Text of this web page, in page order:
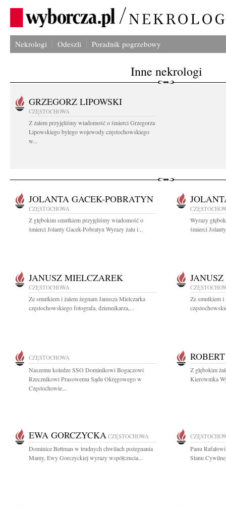
Nekrologi Odeszli Poradnik pogrzebowy
Inne nekrologi
GRZEGORZ LIPOWSKI
CZĘSTOCHOWA
Z żalem przyjęliśmy wiadomość o śmierci Grzegorza
Lipowskiego byłego wojewody częstochowskiego
w...
JOLANTA GACEK-POBRATYN
CZĘSTOCHOWA
Z głębokim smutkiem przyjęliśmy wiadomość o
śmierci Jolanty Gacek-Pobratyn Wyrazy żalu i...
Wyrazy
śmierci
JANUSZ MIELCZAREK
CZĘSTOCHOWA
Ze smutkiem i żalem żegnam Janusza Mielczarka
częstochowskiego fotografa, dziennikarza,...
Ze smutkiem i
CZĘSTOCHOWA
Naszemu koledze SSO Dominikowi Bogaczowi
Rzecznikowi Prasowemu Sądu Okręgowego w
Częstochowie...
Z głębokim
Kierownika
EWA GORCZYCKA CZĘSTOCHOWA
Dominice Bettman w trudnych chwilach pożegnania
Mamy, Ewy Gorczyckiej wyrazy współczucia...
Panu
Stanu